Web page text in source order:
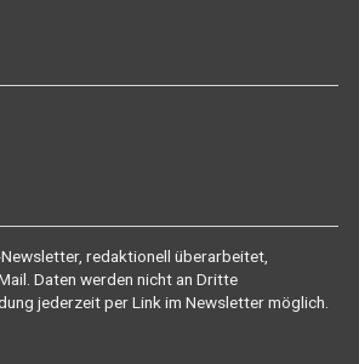
redaktionell überarbeitet,
Daten werden nicht an Dritte
jederzeit per Link im Newsletter möglich.